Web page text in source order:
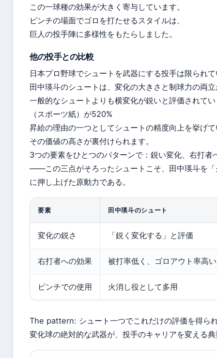
この一球種の効果が大きく寄与しています。
ピンチの場面でゴロを打たせるスタイルは、
巨人の投手陣に多様性をもたらしました。
他の投手との比較
日本プロ野球でシュートを武器にする投手は限られ
田中瑛斗のシュートは、変化の大きさと制球力の両
一般的なシュートよりも横変化が鋭いと評価されて
（スポーツ紙）が520%
昇給の理由の一つとしてシュートの精度向上を挙げ
その価値の高さが裏付けられます。
3つの要素をひとつのパターンで：鋭い変化、右打者
——この三点がそろったシュートこそ、田中瑛斗を「
に押し上げた原動力である。
要素 田中瑛斗のシュート
変化の鋭さ 「鋭く変化する」と評価
右打者への効果 被打率低く、ゴロアウト率高い
ピンチでの使用 火消し役として多用
The pattern: シュート一つでこれだけの評価を得ら
変化球の絶対的な武器が、投手のキャリアを変える